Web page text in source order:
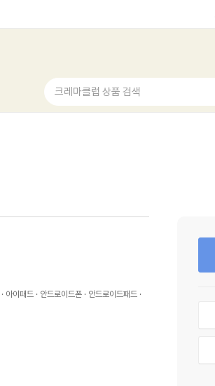
크레마클럽 상품 검색
아이패드 안드로이드폰
안드로이드패드